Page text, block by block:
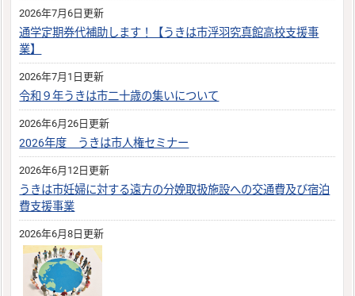
2026年7月6日更新
通学定期券代補助します！【うきは市浮羽究真館高校支援事
業】
2026年7月1日更新
令和９年うきは市二十歳の集いについて
2026年6月26日更新
2026年度 うきは市人権セミナー
2026年6月12日更新
うきは市妊婦に対する遠方の分娩取扱施設への交通費及び宿泊
費支援事業
2026年6月8日更新